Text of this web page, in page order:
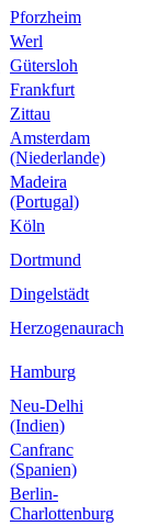
Pforzheim
Werl
Gütersloh
Frankfurt
Zittau
Amsterdam
(Niederlande)
Madeira
(Portugal)
Köln
Dortmund
Dingelstädt
Herzogenaurach
Hamburg
Neu-Delhi
(Indien)
Canfranc
(Spanien)
Berlin-
Charlottenburg